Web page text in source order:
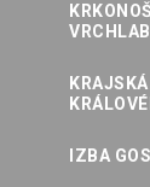
VRCHLABÍ
IZBA